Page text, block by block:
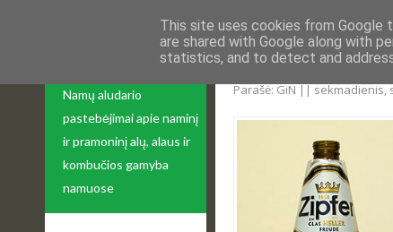
Namų aludario
pastebėjimai apie naminį
ir pramoninį alų, alaus ir
kombučios gamyba
namuose
UŽSUKAMŲ
Parašė: GiN || sekmadienis,
This site uses cookies from Google
are shared with Google along with
statistics, and to detect and